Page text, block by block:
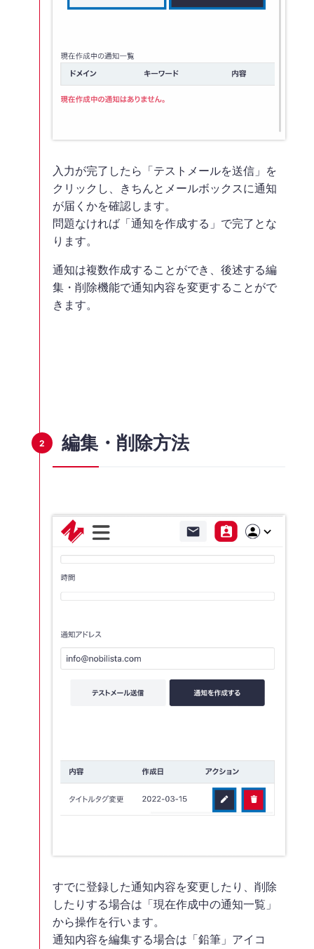
入力が完了したら「テストメールを送信」を
クリックし、きちんとメールボックスに通知
が届くかを確認します。
問題なければ「通知を作成する」で完了とな
ります。
通知は複数作成することができ、後述する編
集・削除機能で通知内容を変更することがで
きます。
編集・削除方法
すでに登録した通知内容を変更したり、削除
したりする場合は「現在作成中の通知一覧」
から操作を行います。
通知内容を編集する場合は「鉛筆」アイコ